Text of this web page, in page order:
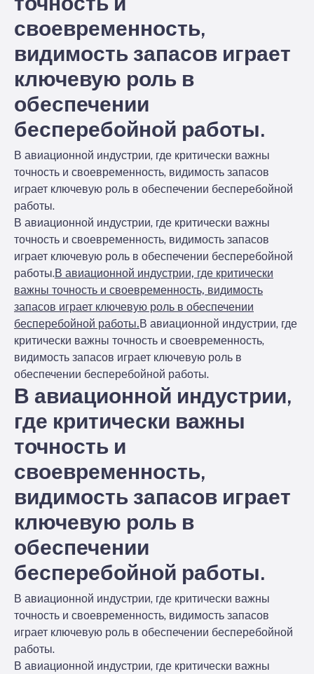
своевременность,
видимость запасов играет
ключевую роль в
обеспечении
бесперебойной работы.
В авиационной индустрии, где критически важны
точность и своевременность, видимость запасов
играет ключевую роль в обеспечении бесперебойной
работы.
В авиационной индустрии, где критически важны
точность и своевременность, видимость запасов
играет ключевую роль в обеспечении бесперебойной
работы.В авиационной индустрии, где критически
важны точность и своевременность, видимость
запасов играет ключевую роль в обеспечении
бесперебойной работы.В авиационной индустрии, где
критически важны точность и своевременность,
видимость запасов играет ключевую роль в
обеспечении бесперебойной работы.
В авиационной индустрии,
где критически важны
точность и
своевременность,
видимость запасов играет
ключевую роль в
обеспечении
бесперебойной работы.
В авиационной индустрии, где критически важны
точность и своевременность, видимость запасов
играет ключевую роль в обеспечении бесперебойной
работы.
В авиационной индустрии, где критически важны